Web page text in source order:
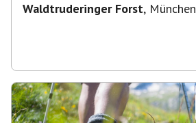
Waldtruderinger Forst, München